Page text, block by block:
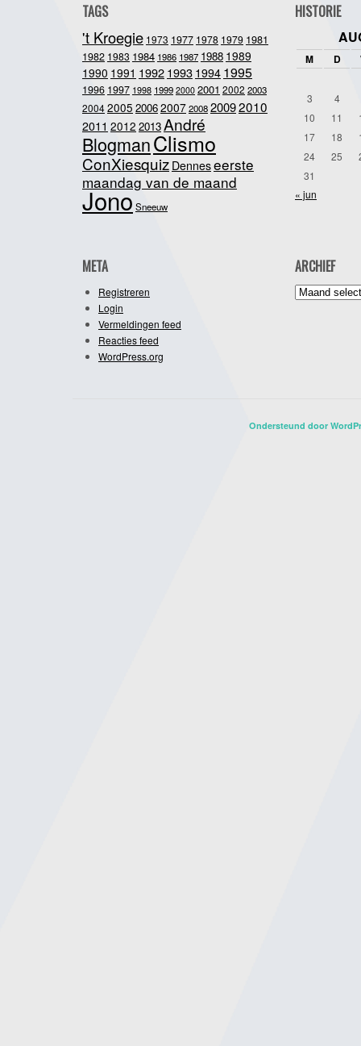
TAGS
't Kroegie 1973 1977 1978 1979 1981
1982 1983 1984 1986 1987 1988 1989
1990 1991 19921993 1994 1995
1996 1997 1998 1999 2000 2001 2002 2003
20042005 20062007200820092010
2011 2012 2013André
BlogmanClismo
ConXiesquiz Denneseerste
maandag van de maand
JonoSneeuw
HISTORIE
M D
3
4
10
11
17
18
24
25
31
« jun
META
Registreren
Login
Vermeldingen feed
Reacties feed
WordPress.org
ARCHIEF
Archief
Ondersteund door